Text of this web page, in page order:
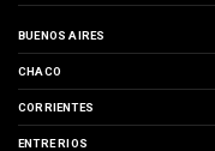
BUENOS AIRES
CHACO
CORRIENTES
ENTRE RIOS